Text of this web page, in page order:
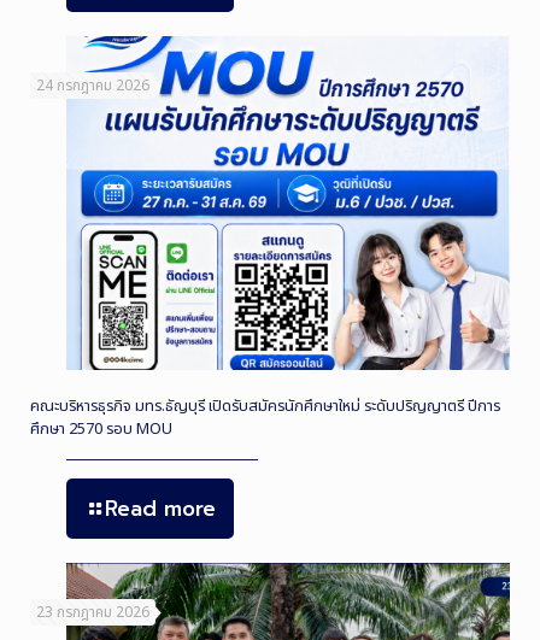
24 กรกฎาคม 2026
คณะบริหารธุรกิจ มทร.ธัญบุรี เปิดรับสมัครนักศึกษาใหม่ ระดับปริญญาตรี ปีการ
ศึกษา 2570 รอบ MOU
Read more
23 กรกฎาคม 2026